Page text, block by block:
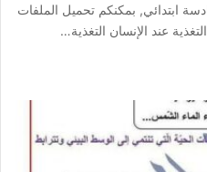
ابتدائي, بمكنكم تحميل الملفات